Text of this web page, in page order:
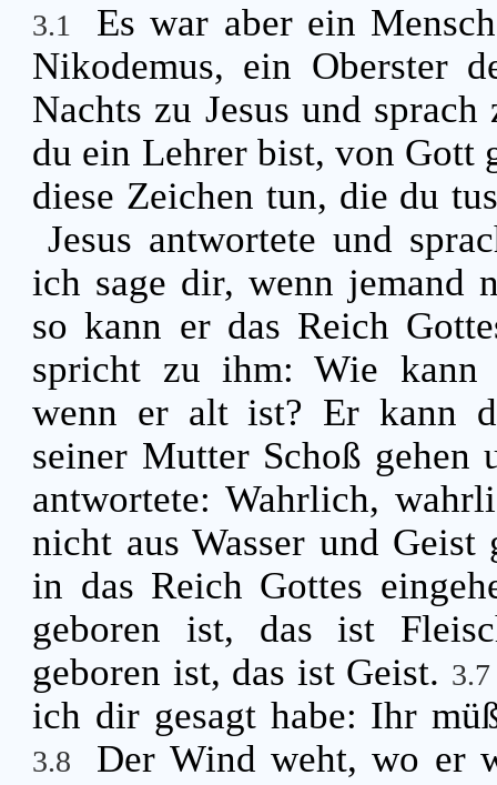
3.1
Es war aber ein
Nikodemus, ein Oberster
Nachts zu Jesus und
du ein Lehrer bist, von Gott
diese Zeichen tun, die du
Jesus antwortete und
ich sage dir, wenn jemand
so kann er das Reich
spricht zu ihm: Wie kann
wenn er alt ist? Er kann
seiner Mutter Schoß gehen
antwortete: Wahrlich,
nicht aus Wasser und
in das Reich Gottes
geboren ist, das ist
geboren ist, das ist Geist.
ich dir gesagt habe: Ihr
3.8
Der Wind weht, wo er